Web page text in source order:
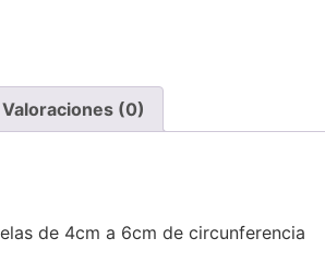
Valoraciones (0)
de 4cm a 6cm de circunferencia